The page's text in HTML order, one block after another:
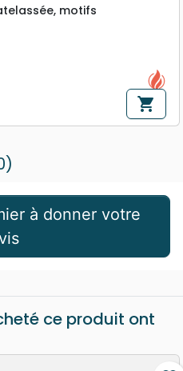
motifs
shopping_cart
ce produit ont